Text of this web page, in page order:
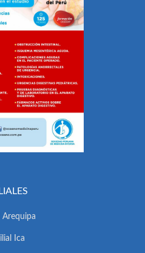
Arequipa
Ica